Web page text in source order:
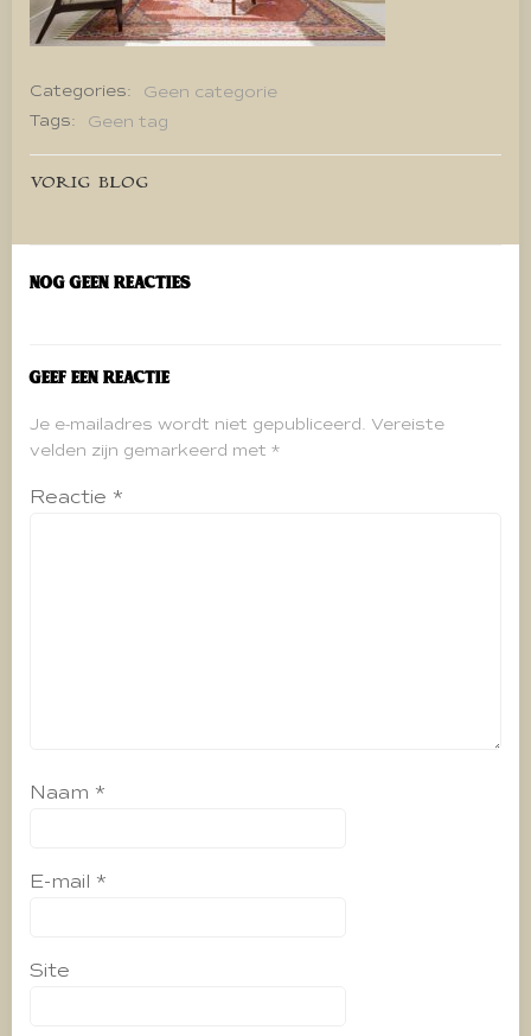
Categories:
Geen categorie
Tags:
Geen tag
Bericht
navigatie
VORIG BLOG
Nog geen reacties
Geef een reactie
Je e-mailadres wordt niet gepubliceerd. Vereiste
velden zijn gemarkeerd met *
Reactie *
Naam *
E-mail *
Site